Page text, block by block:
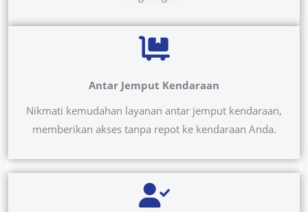
Antar Jemput Kendaraan
Nikmati kemudahan layanan antar jemput kendaraan,
memberikan akses tanpa repot ke kendaraan Anda.